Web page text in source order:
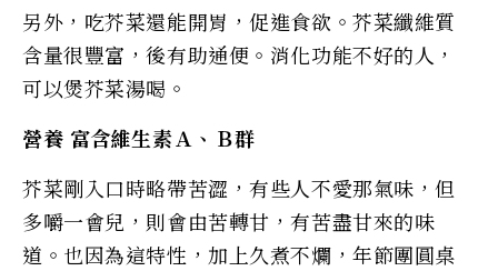
另外，吃芥菜還能開胃，促進食欲。芥菜纖維質
含量很豐富，後有助通便。消化功能不好的人，
可以煲芥菜湯喝。
營養 富含維生素Ａ、Ｂ群
芥菜剛入口時略帶苦澀，有些人不愛那氣味，但
多嚼一會兒，則會由苦轉甘，有苦盡甘來的味
道。也因為這特性，加上久煮不爛，年節團圓桌